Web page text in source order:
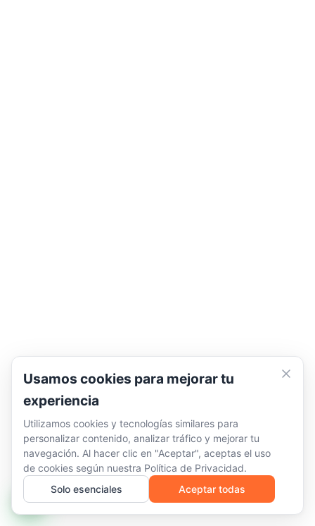
Usamos cookies para mejorar tu
experiencia
Utilizamos cookies y tecnologías similares para
personalizar contenido, analizar tráfico y mejorar tu
navegación. Al hacer clic en "Aceptar", aceptas el uso
de cookies según nuestra Política de Privacidad.
Solo esenciales
Aceptar todas